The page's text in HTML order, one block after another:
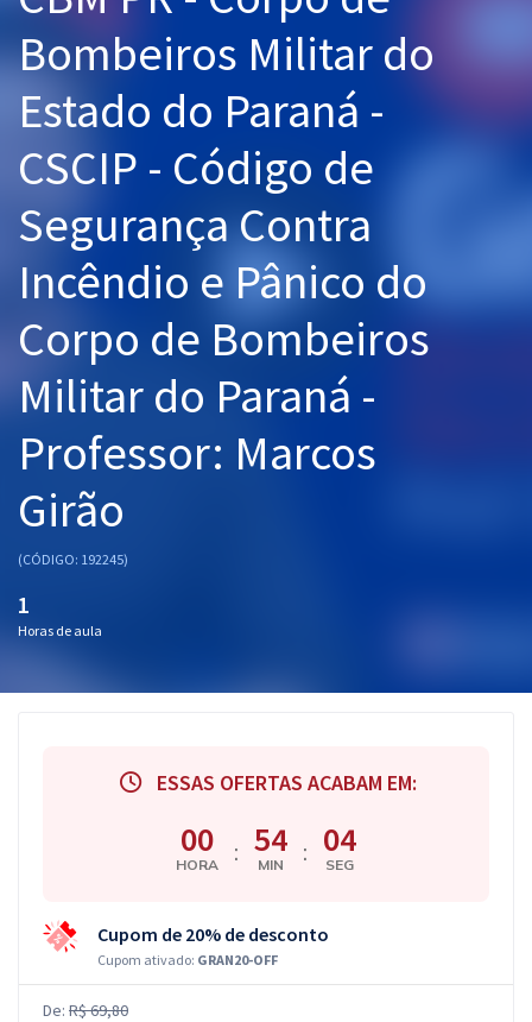
Graduação
Mentorias
Questões grátis
Conteúdo gratuito
Blog
Aprovados
Atendimento
Bombeiros Militar do
Estado do Paraná -
CSCIP - Código de
Segurança Contra
Incêndio e Pânico do
Corpo de Bombeiros
Militar do Paraná -
Professor: Marcos
Girão
(CÓDIGO: 192245)
1
Horas de aula
ESSAS OFERTAS ACABAM EM:
00
HORA : 54
MIN : 03
SEG
Cupom de 20% de desconto
Cupom ativado: GRAN20-OFF
De: R$ 69,80